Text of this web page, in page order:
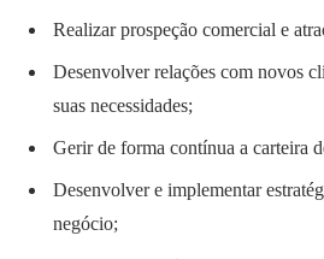
Realizar prospeção comercial e
Desenvolver relações com novos
suas necessidades;
Gerir de forma contínua a carteira
Desenvolver e implementar
negócio;